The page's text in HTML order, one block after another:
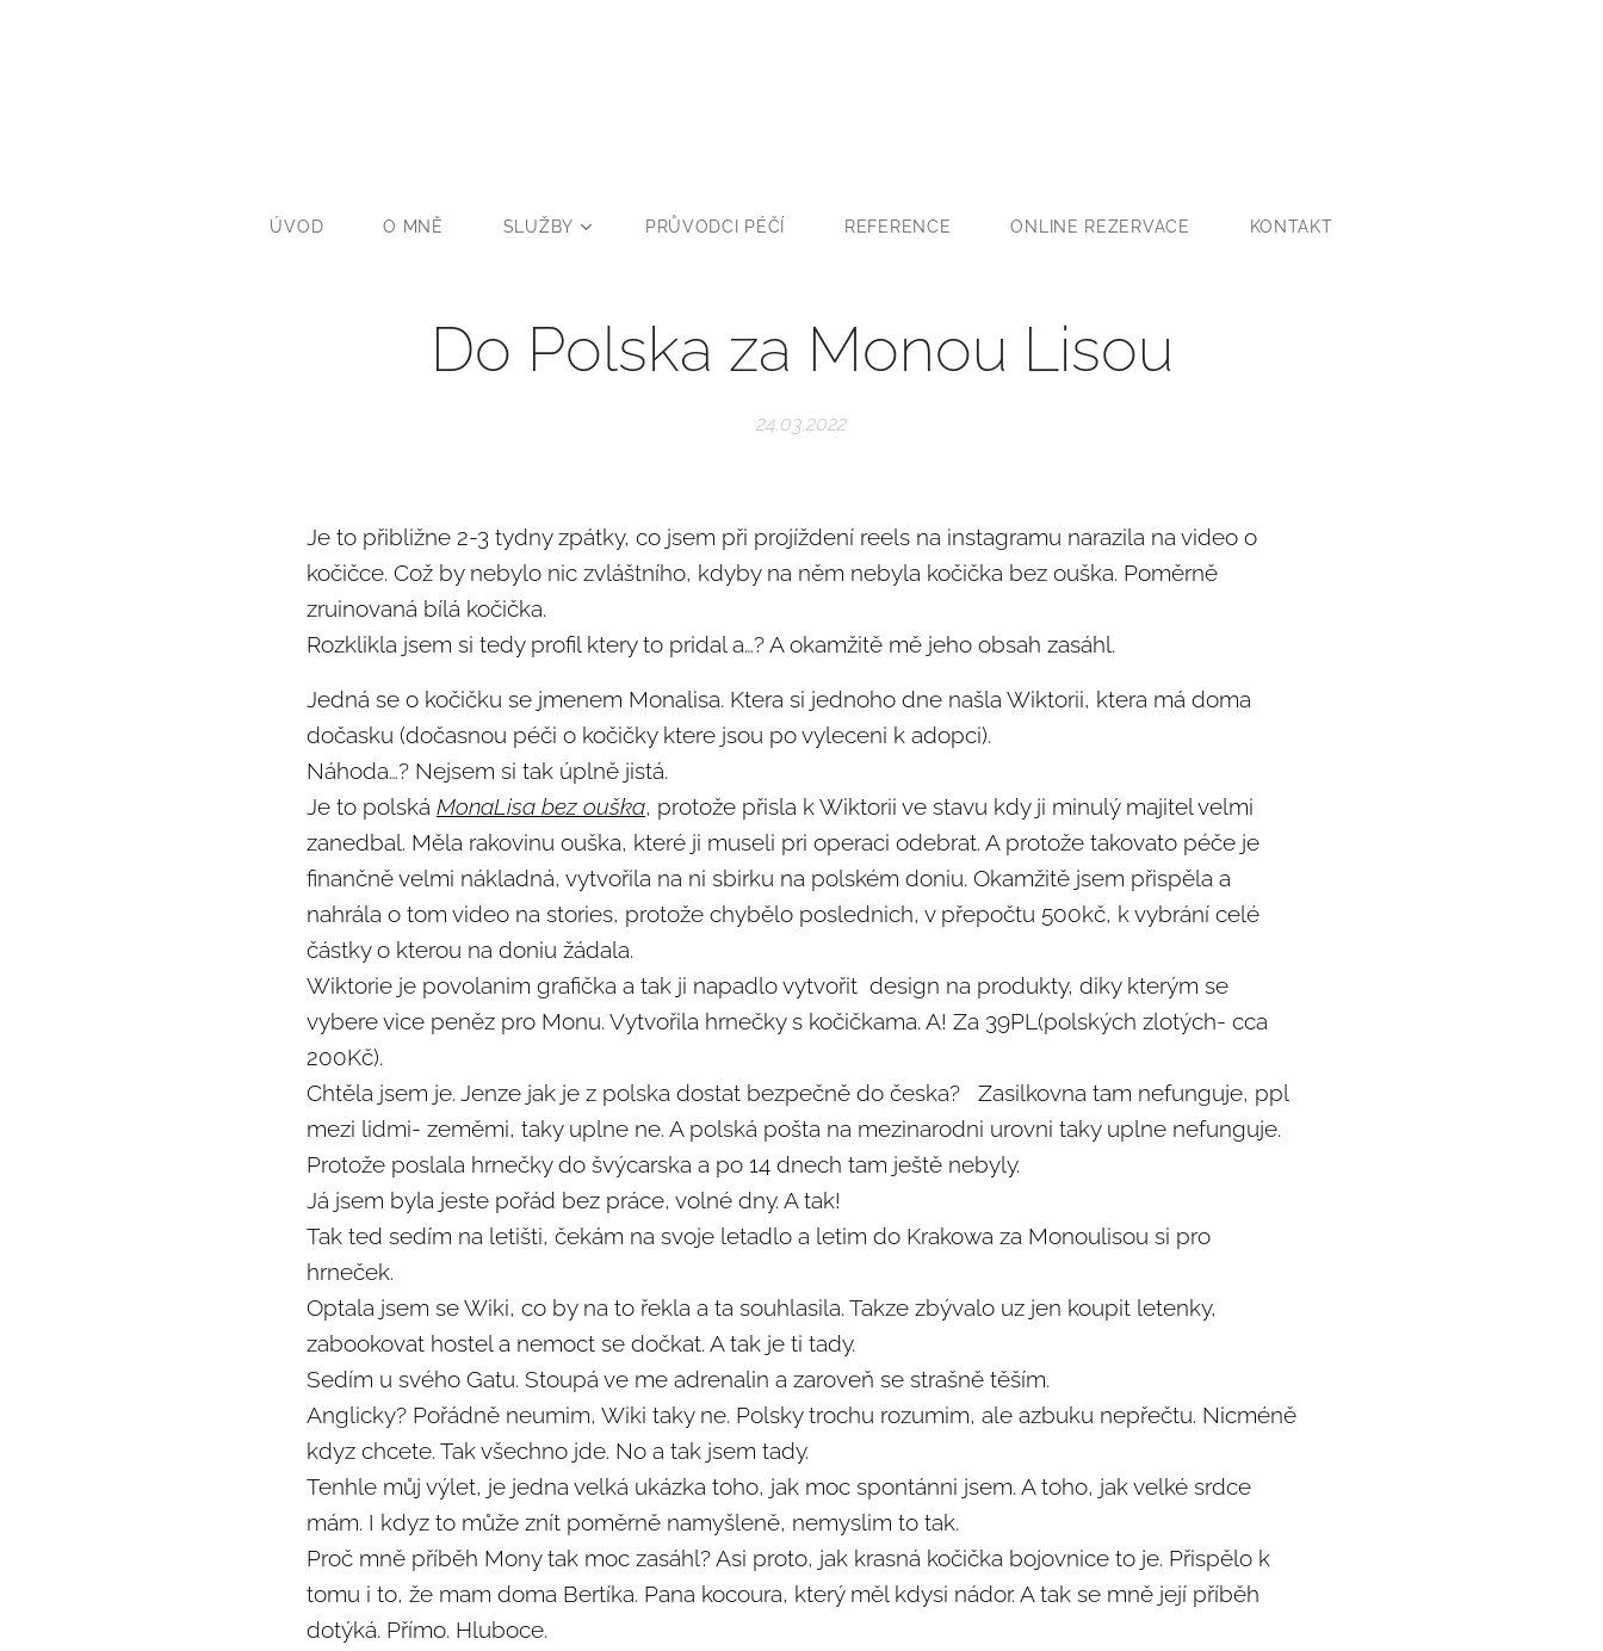
ÚVOD O MNĚ SLUŽBY PRŮVODCI PÉČÍ REFERENCE ONLINE REZERVACE KONTAKT
Do Polska za Monou Lisou
24.03.2022
Je to přibližne 2-3 tydny zpátky, co jsem při projíždení reels na instagramu narazila na video o
kočičce. Což by nebylo nic zvláštního, kdyby na něm nebyla kočička bez ouška. Poměrně
zruinovaná bílá kočička.
Rozklikla jsem si tedy profil ktery to pridal a…? A okamžitě mě jeho obsah zasáhl.
Jedná se o kočičku se jmenem Monalisa. Ktera si jednoho dne našla Wiktorii, ktera má doma
dočasku (dočasnou péči o kočičky ktere jsou po vyleceni k adopci).
Náhoda…? Nejsem si tak úplně jistá.
Je to polská MonaLisa bez ouška, protože přisla k Wiktorii ve stavu kdy ji minulý majitel velmi
zanedbal. Měla rakovinu ouška, které ji museli pri operaci odebrat. A protože takovato péče je
finančně velmi nákladná, vytvořila na ni sbirku na polském doniu. Okamžitě jsem přispěla a
nahrála o tom video na stories, protože chybělo poslednich, v přepočtu 500kč, k vybrání celé
částky o kterou na doniu žádala.
Wiktorie je povolanim grafička a tak ji napadlo vytvořit design na produkty, diky kterým se
vybere vice peněz pro Monu. Vytvořila hrnečky s kočičkama. A! Za 39PL(polských zlotých- cca
200Kč).
Chtěla jsem je. Jenze jak je z polska dostat bezpečně do česka? Zasilkovna tam nefunguje, ppl
mezi lidmi- zeměmi, taky uplne ne. A polská pošta na mezinarodni urovni taky uplne nefunguje.
Protože poslala hrnečky do švýcarska a po 14 dnech tam ještě nebyly.
Já jsem byla jeste pořád bez práce, volné dny. A tak!
Tak ted sedím na letišti, čekám na svoje letadlo a letim do Krakowa za Monoulisou si pro
hrneček. ❤️‍🔥
Optala jsem se Wiki, co by na to řekla a ta souhlasila. Takze zbývalo uz jen koupit letenky,
zabookovat hostel a nemoct se dočkat. A tak je ti tady.
Sedím u svého Gatu. Stoupá ve me adrenalin a zaroveň se strašně těším.
Anglicky? Pořádně neumim, Wiki taky ne. Polsky trochu rozumim, ale azbuku nepřečtu. Nicméně
kdyz chcete. Tak všechno jde. No a tak jsem tady.
Tenhle můj výlet, je jedna velká ukázka toho, jak moc spontánni jsem. A toho, jak velké srdce
mám. I kdyz to může znít poměrně namyšleně, nemyslim to tak.
Proč mně příběh Mony tak moc zasáhl? Asi proto, jak krasná kočička bojovnice to je. Přispělo k
tomu i to, že mam doma Bertíka. Pana kocoura, který měl kdysi nádor. A tak se mně její příběh
dotýká. Přímo. Hluboce.